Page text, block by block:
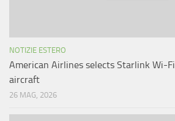
NOTIZIE ESTERO
American Airlines selects Starlink Wi-
aircraft
26 MAG, 2026